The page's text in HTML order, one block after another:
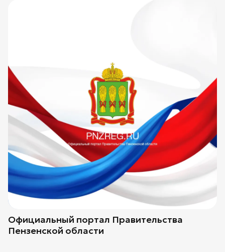
Официальный портал Правительства
Пензенской области